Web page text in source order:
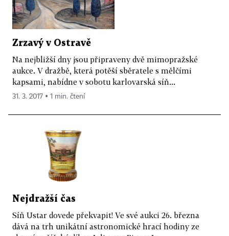
Zrzavý v Ostravě
Na nejbližší dny jsou připraveny dvě mimopražské
aukce. V dražbě, která potěší sběratele s mělčími
kapsami, nabídne v sobotu karlovarská síň...
31. 3. 2017 ▪ 1 min. čtení
Nejdražší čas
Síň Ustar dovede překvapit! Ve své aukci 26. března
dává na trh unikátní astronomické hrací hodiny ze